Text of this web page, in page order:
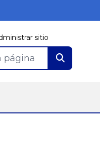
sitio
página